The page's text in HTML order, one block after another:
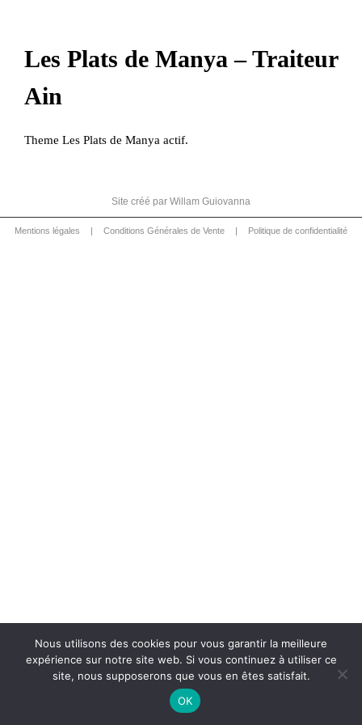
Les Plats de Manya – Traiteur
Ain
Theme Les Plats de Manya actif.
Nous utilisons des cookies pour vous garantir la meilleure
expérience sur notre site web. Si vous continuez à utiliser ce
site, nous supposerons que vous en êtes satisfait.
OK
Site créé par Willam Guiovanna
Mentions légales | Conditions Générales de Vente | Politique de confidentialité